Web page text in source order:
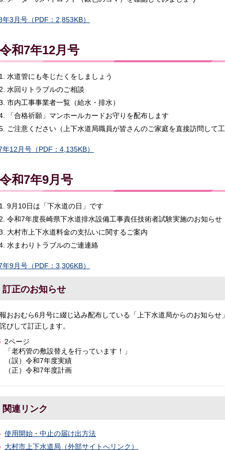
年3月号（PDF：2,853KB）
令和7年12月号
水道管にも冬じたくをしましょう
水回りトラブルのご相談
市内工事事業者一覧（給水・排水）
「合格祈願」マンホールカードお守りを配布します
ご注意ください（上下水道局職員が皆さんのご家庭を直接訪問して
年12月号（PDF：4,135KB）
令和7年9月号
9月10日は「下水道の日」です
令和7年度長崎県下水道排水設備工事責任技術者試験実施のお知らせ
大村市上下水道料金の支払いに関するご案内
水まわりトラブルのご連連絡
年9月号（PDF：3,306KB）
訂正のお知らせ
おおむら6月号に綴じ込み配布している「上下水道局からのお知ら
びして訂正します。
2ページ
「老朽管の敷設替えを行っています！」
（誤）令和7年度実績
（正）令和7年度計画
関連リンク
使用開始・中止の届け出方法
大村市上下水道局（外部サイトへリンク）